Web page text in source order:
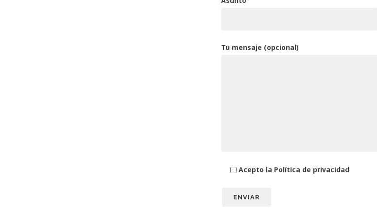
Tu mensaje (opcional)
Acepto la Política de privacidad